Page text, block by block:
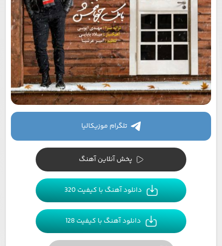
تلگرام موزیکالیا
پخش آنلاین آهنگ
دانلود آهنگ با کیفیت 320
دانلود آهنگ با کیفیت 128